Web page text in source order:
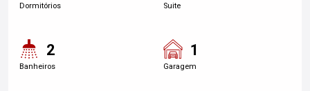
Dormitórios Suite
2
Banheiros
1
Garagem